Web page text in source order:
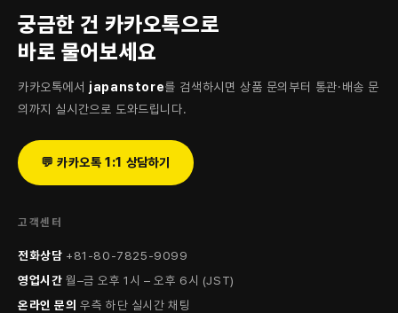
궁금한 건 카카오톡으로
바로 물어보세요
카카오톡에서 japanstore를 검색하시면 상품 문의부터 통관·배송 문
의까지 실시간으로 도와드립니다.
💬 카카오톡 1:1 상담하기
고객센터
전화상담 +81-80-7825-9099
영업시간 월–금 오후 1시 – 오후 6시 (JST)
온라인 문의 우측 하단 실시간 채팅